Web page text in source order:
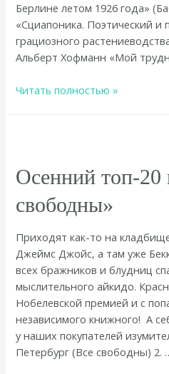
Берлине летом 1926 года»
«Сциапоника. Поэтический и
грациозного
Альберт Хофманн «Мой
Топ-50
Читать полностью »
Осенний топ-20
свободны» ​
Приходят как-то на
Джеймс Джойс, а там уже
всех бражников и блудниц
мыслительного айкидо.
Нобелевской премией и с
независимого книжного! А
у наших покупателей
Петербург (Все свободны) 2.